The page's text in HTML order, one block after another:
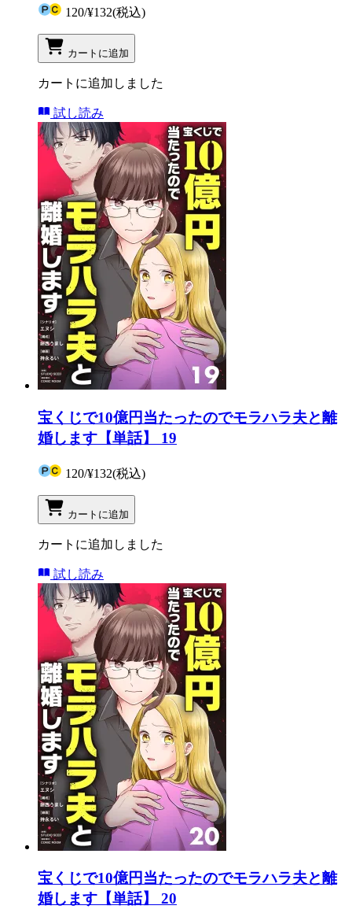
120/¥132(税込)
カートに追加
カートに追加しました
試し読み
宝くじで10億円当たったのでモラハラ夫と離
婚します【単話】 19
120/¥132(税込)
カートに追加
カートに追加しました
試し読み
宝くじで10億円当たったのでモラハラ夫と離
婚します【単話】 20